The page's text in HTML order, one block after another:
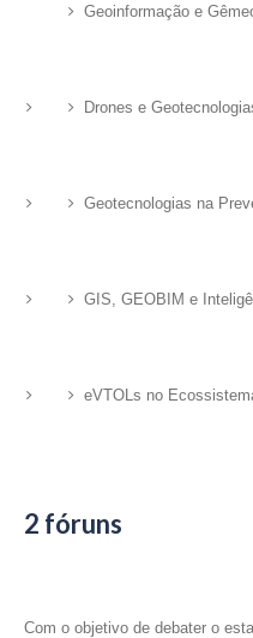
Geoinformação e
Drones e
Geotecnologias na
GIS, GEOBIM e
eVTOLs no
2 fóruns
Com o objetivo de debater o